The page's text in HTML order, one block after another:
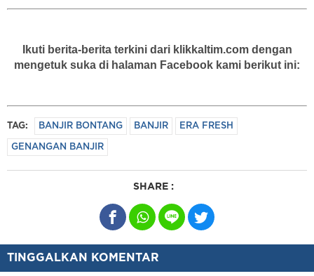
Ikuti berita-berita terkini dari klikkaltim.com dengan
mengetuk suka di halaman Facebook kami berikut ini:
TAG: BANJIR BONTANG BANJIR ERA FRESH
GENANGAN BANJIR
SHARE :
TINGGALKAN KOMENTAR